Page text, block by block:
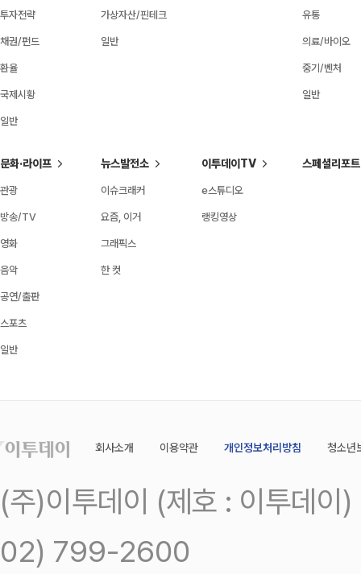
투자전략
채권/펀드
환율
국제시황
일반
가상자산/핀테크
일반
유통
의료/바이오
중기/벤처
일반
문화·라이프
관광
방송/TV
영화
음악
공연/출판
스포츠
일반
뉴스발전소
이슈크래커
요즘, 이거
그래픽스
한 컷
이투데이TV
e스튜디오
랭킹영상
스페셜리포트
회사소개 이용약관 개인정보처리방침 청소년
(주)이투데이 (제호 : 이투데
02) 799-2600